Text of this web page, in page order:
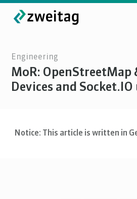
Engineering
MoR: OpenStreetMap
Devices and
Notice: This article is written in